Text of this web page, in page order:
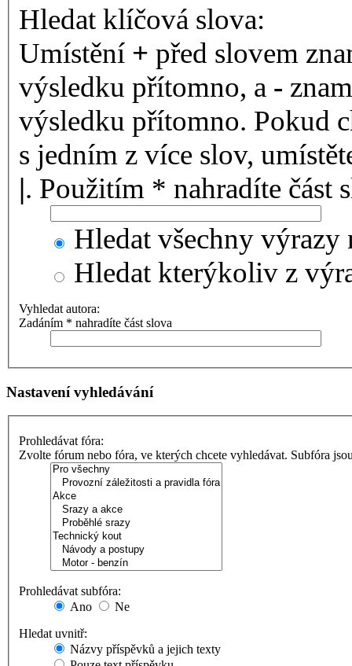
Hledat klíčová slova:
Umístění + před slovem
výsledku přítomno, a -
výsledku přítomno. Pokud
s jedním z více slov,
|. Použitím * nahradíte část
Hledat všechny výrazy
Hledat kterýkoliv z
Vyhledat autora:
Zadáním * nahradíte část slova
Nastavení vyhledávání
Prohledávat fóra:
Zvolte fórum nebo fóra, ve kterých chcete vyhledávat. Subfóra
Prohledávat subfóra:
Ano
Ne
Hledat uvnitř:
Názvy příspěvků a jejich texty